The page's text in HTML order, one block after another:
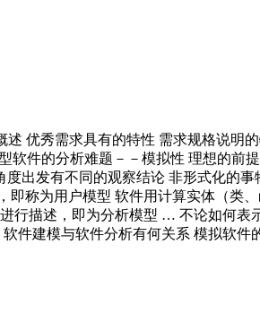
优秀需求具有的特性 需求规格说明
软件的分析难题－－模拟性 理想的前
出发有不同的观察结论 非形式化的
称为用户模型 软件用计算实体（类、
行描述，即为分析模型 … 不论如何表
件建模与软件分析有何关系 模拟软件